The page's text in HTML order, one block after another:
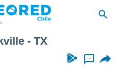
- TX
...